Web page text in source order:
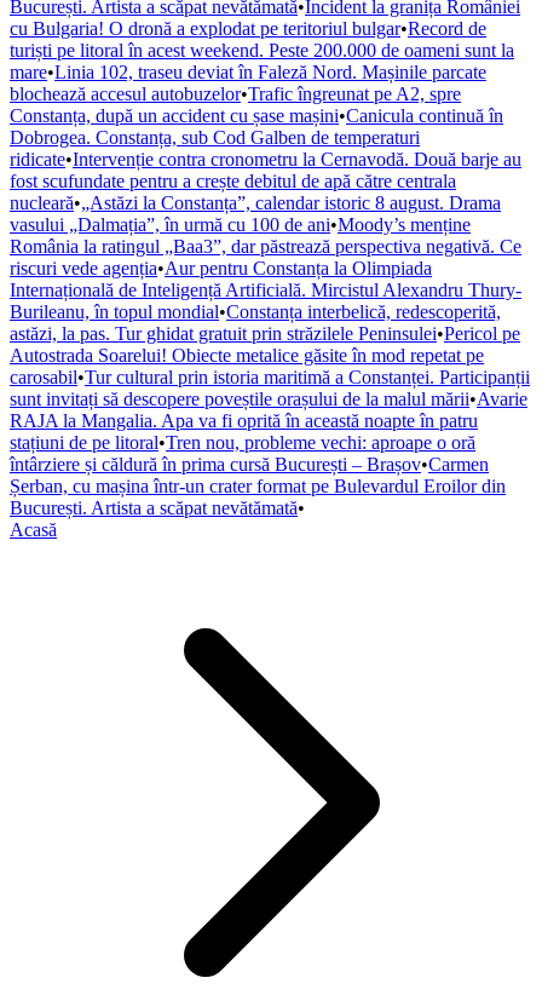
București. Artista a scăpat nevătămată•Incident la granița României
cu Bulgaria! O dronă a explodat pe teritoriul bulgar•Record de
turiști pe litoral în acest weekend. Peste 200.000 de oameni sunt la
mare•Linia 102, traseu deviat în Faleză Nord. Mașinile parcate
blochează accesul autobuzelor•Trafic îngreunat pe A2, spre
Constanța, după un accident cu șase mașini•Canicula continuă în
Dobrogea. Constanța, sub Cod Galben de temperaturi
ridicate•Intervenție contra cronometru la Cernavodă. Două barje au
fost scufundate pentru a crește debitul de apă către centrala
nucleară•„Astăzi la Constanța”, calendar istoric 8 august. Drama
vasului „Dalmația”, în urmă cu 100 de ani•Moody’s menține
România la ratingul „Baa3”, dar păstrează perspectiva negativă. Ce
riscuri vede agenția•Aur pentru Constanța la Olimpiada
Internațională de Inteligență Artificială. Mircistul Alexandru Thury-
Burileanu, în topul mondial•Constanța interbelică, redescoperită,
astăzi, la pas. Tur ghidat gratuit prin străzilele Peninsulei•Pericol pe
Autostrada Soarelui! Obiecte metalice găsite în mod repetat pe
carosabil•Tur cultural prin istoria maritimă a Constanței. Participanții
sunt invitați să descopere poveștile orașului de la malul mării•Avarie
RAJA la Mangalia. Apa va fi oprită în această noapte în patru
stațiuni de pe litoral•Tren nou, probleme vechi: aproape o oră
întârziere și căldură în prima cursă București – Brașov•Carmen
Șerban, cu mașina într-un crater format pe Bulevardul Eroilor din
București. Artista a scăpat nevătămată•
Acasă